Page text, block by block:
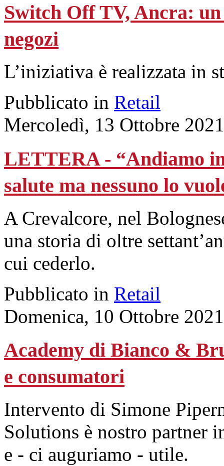
Switch Off TV, Ancra:
negozi
L’iniziativa è realizzata in
Pubblicato in Retail
Mercoledì, 13 Ottobre
LETTERA - “Andiamo
salute ma nessuno lo
A Crevalcore, nel
una storia di oltre
cui cederlo.
Pubblicato in Retail
Domenica, 10 Ottobre
Academy di Bianco &
e consumatori
Intervento di Simone
Solutions è nostro partner
e - ci auguriamo - utile.